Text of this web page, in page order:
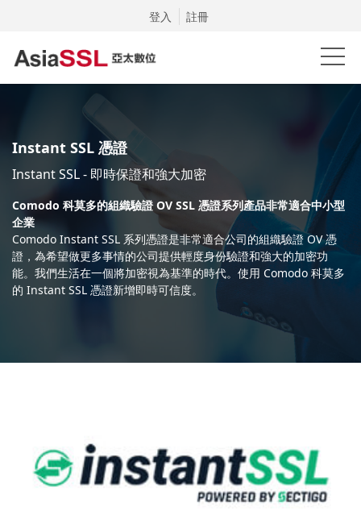
登入 註冊
Instant SSL 憑證
Instant SSL - 即時保證和強大加密
Comodo 科莫多的組織驗證 OV SSL 憑證系列產品非常適合中小型
企業
Comodo Instant SSL 系列憑證是非常適合公司的組織驗證 OV 憑
證，為希望做更多事情的公司提供輕度身份驗證和強大的加密功
能。我們生活在一個將加密視為基準的時代。使用 Comodo 科莫多
的 Instant SSL 憑證新增即時可信度。